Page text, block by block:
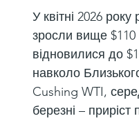
У квітні 2026
зросли вище $110
відновилися до
навколо
Cushing WTI,
березні –